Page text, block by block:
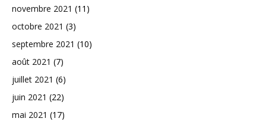
novembre 2021 (11)
octobre 2021 (3)
septembre 2021 (10)
août 2021 (7)
juillet 2021 (6)
juin 2021 (22)
mai 2021 (17)